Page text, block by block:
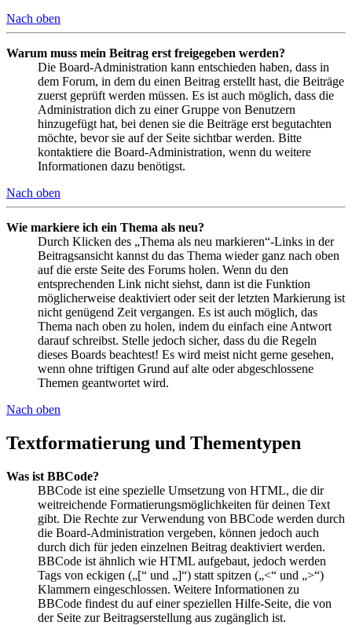
Nach oben
Warum muss mein Beitrag erst freigegeben werden?
Die Board-Administration kann entschieden haben, dass in
dem Forum, in dem du einen Beitrag erstellt hast, die Beiträge
zuerst geprüft werden müssen. Es ist auch möglich, dass die
Administration dich zu einer Gruppe von Benutzern
hinzugefügt hat, bei denen sie die Beiträge erst begutachten
möchte, bevor sie auf der Seite sichtbar werden. Bitte
kontaktiere die Board-Administration, wenn du weitere
Informationen dazu benötigst.
Nach oben
Wie markiere ich ein Thema als neu?
Durch Klicken des „Thema als neu markieren“-Links in der
Beitragsansicht kannst du das Thema wieder ganz nach oben
auf die erste Seite des Forums holen. Wenn du den
entsprechenden Link nicht siehst, dann ist die Funktion
möglicherweise deaktiviert oder seit der letzten Markierung ist
nicht genügend Zeit vergangen. Es ist auch möglich, das
Thema nach oben zu holen, indem du einfach eine Antwort
darauf schreibst. Stelle jedoch sicher, dass du die Regeln
dieses Boards beachtest! Es wird meist nicht gerne gesehen,
wenn ohne triftigen Grund auf alte oder abgeschlossene
Themen geantwortet wird.
Nach oben
Textformatierung und Thementypen
Was ist BBCode?
BBCode ist eine spezielle Umsetzung von HTML, die dir
weitreichende Formatierungsmöglichkeiten für deinen Text
gibt. Die Rechte zur Verwendung von BBCode werden durch
die Board-Administration vergeben, können jedoch auch
durch dich für jeden einzelnen Beitrag deaktiviert werden.
BBCode ist ähnlich wie HTML aufgebaut, jedoch werden
Tags von eckigen („[“ und „]“) statt spitzen („<“ und „>“)
Klammern eingeschlossen. Weitere Informationen zu
BBCode findest du auf einer speziellen Hilfe-Seite, die von
der Seite zur Beitragserstellung aus zugänglich ist.